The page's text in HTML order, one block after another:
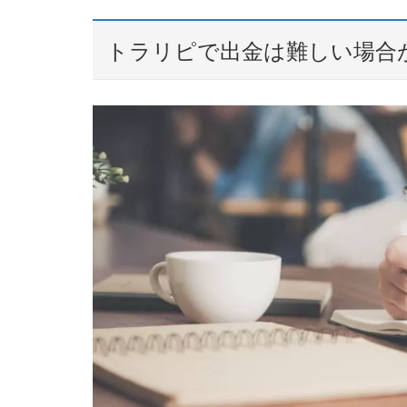
トラリピで出金は難しい場合